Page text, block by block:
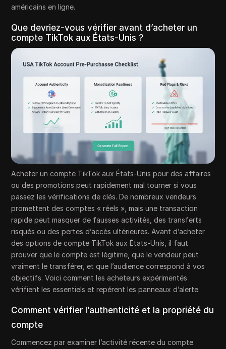
américains en ligne.
Que devriez-vous vérifier avant d’acheter un
compte TikTok aux États-Unis ?
Acheter un compte TikTok aux États-Unis pour des affaires
ou des promotions peut rapidement mal tourner si vous
passez les vérifications de clés. De nombreux vendeurs
promettent des comptes « réels », mais une transaction
rapide peut masquer de fausses activités, des transferts
risqués ou des pertes d’accès ultérieures. Avant d’acheter
des options de compte TikTok aux États-Unis, il faut
prouver que le compte est légitime, que le vendeur peut
vraiment le transférer, et que l’audience correspond à vos
objectifs. Voici comment les acheteurs expérimentés
vérifient les essentiels et repérent les panneaux d’alerte.
Comment vérifier l’authenticité et la propriété du
compte
Commencez par examiner l’activité récente du compte.